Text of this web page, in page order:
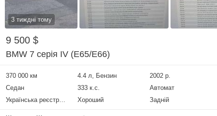
3 тиждні тому
9 500 $
BMW 7 серія IV (E65/E66)
370 000 км 4.4 л, Бензин
2002 р.
Седан
333 к.с.
Автомат
Українська реєстрація
Хороший Задній